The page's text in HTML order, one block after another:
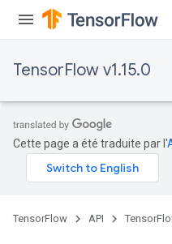
TensorFlow v1.15.0
Cette page a été traduite par l'
TensorFlow API